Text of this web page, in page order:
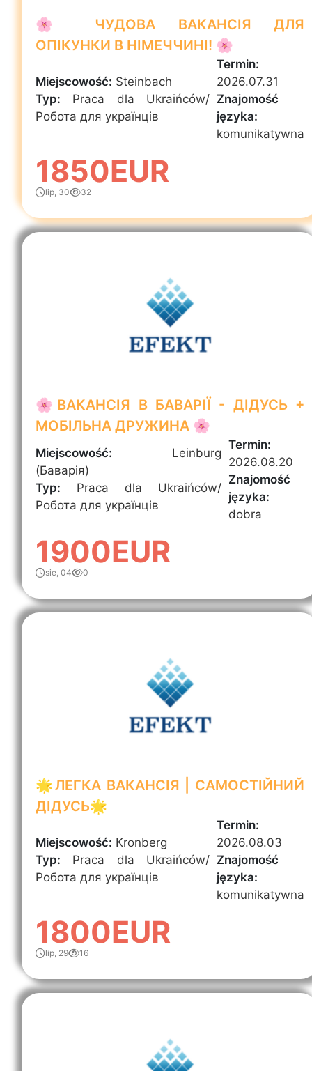
🌸 ЧУДОВА ВАКАНСІЯ ДЛЯ
ОПІКУНКИ В НІМЕЧЧИНІ! 🌸
Miejscowość: Steinbach
Typ:
Praca dla Ukraińców/
Робота для українців
Termin:
2026.07.31
Znajomość
języka:
komunikatywna
1850EUR
lip, 30 32
🌸ВАКАНСІЯ В БАВАРІЇ - ДІДУСЬ +
МОБІЛЬНА ДРУЖИНА 🌸
Miejscowość:
Leinburg
(Баварія)
Typ:
Praca dla Ukraińców/
Робота для українців
Termin:
2026.08.20
Znajomość
języka:
dobra
1900EUR
sie, 04 0
🌟ЛЕГКА ВАКАНСІЯ | САМОСТІЙНИЙ
ДІДУСЬ🌟
Miejscowość: Kronberg
Typ:
Praca dla Ukraińców/
Робота для українців
Termin:
2026.08.03
Znajomość
języka:
komunikatywna
1800EUR
lip, 29 16